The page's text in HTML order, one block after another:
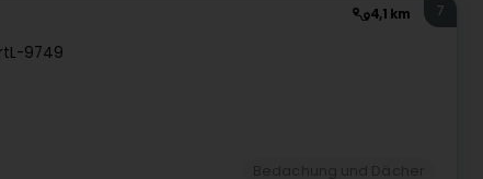
4,1 km
L-9749
7